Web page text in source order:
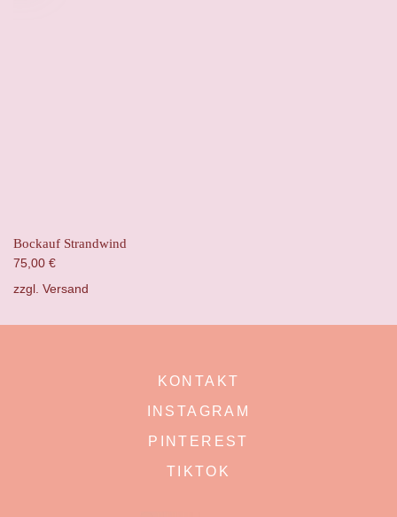
Bockauf Strandwind
75,00 €
zzgl. Versand
KONTAKT
INSTAGRAM
PINTEREST
TIKTOK